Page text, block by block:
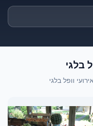
בלגי
וופל בלגי